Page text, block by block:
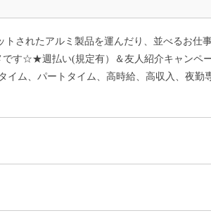
されたアルミ製品を運んだり、並べるお仕
す☆★週払い(規定有）＆友人紹介キャンペ
ム、パートタイム、高時給、高収入、夜勤